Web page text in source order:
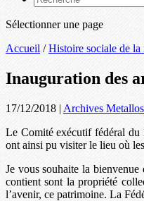
Sélectionner une page
Accueil /Histoire sociale de
Inauguration des
17/12/2018 | Archives Metallos
Le Comité exécutif fédéral du
ont ainsi pu visiter le lieu où
Je vous souhaite la
contient sont la propriété
l’avenir, ce patrimoine. La